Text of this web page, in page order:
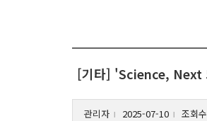
[기타] 'Science, Next
관리자 l 2025-07-10 l 조회